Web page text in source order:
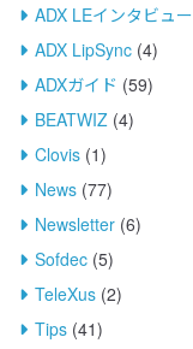
ADX LEインタビュー
ADX LipSync (4)
ADXガイド (59)
BEATWIZ (4)
Clovis (1)
News (77)
Newsletter (6)
Sofdec (5)
TeleXus (2)
Tips (41)